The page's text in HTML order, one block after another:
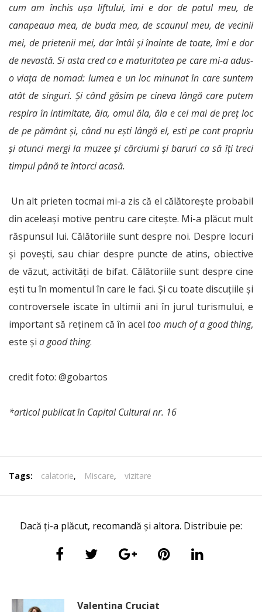
cum am închis ușa liftului, îmi e dor de patul meu, de
canapeaua mea, de buda mea, de scaunul meu, de vecinii
mei, de prietenii mei, dar întâi și înainte de toate, îmi e dor
de nevastă. Si asta cred ca e maturitatea pe care mi-a adus-
o viața de nomad: lumea e un loc minunat în care suntem
atât de singuri. Și când găsim pe cineva lângă care putem
respira în intimitate, ăla, omul ăla, ăla e cel mai de preț loc
de pe pământ și, când nu ești lângă el, esti pe cont propriu
și atunci mergi la muzee și cârciumi și baruri ca să îți treci
timpul până te întorci acasă.
Un alt prieten tocmai mi-a zis că el călătorește probabil
din aceleași motive pentru care citește. Mi-a plăcut mult
răspunsul lui. Călătoriile sunt despre noi. Despre locuri
și povești, sau chiar despre puncte de atins, obiective
de văzut, activități de bifat. Călătoriile sunt despre cine
ești tu în momentul în care le faci. Și cu toate discuțiile și
controversele iscate în ultimii ani în jurul turismului, e
important să reținem că în acel too much of a good thing,
este și a good thing.
credit foto: @gobartos
*articol publicat în Capital Cultural nr. 16
Tags: calatorie, Miscare, vizitare
Dacă ți-a plăcut, recomandă și altora. Distribuie pe:
Valentina Cruciat